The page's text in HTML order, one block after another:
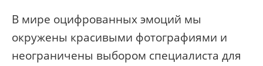
В мире оцифрованных эмоций мы
окружены красивыми фотографиями и
неограничены выбором специалиста для